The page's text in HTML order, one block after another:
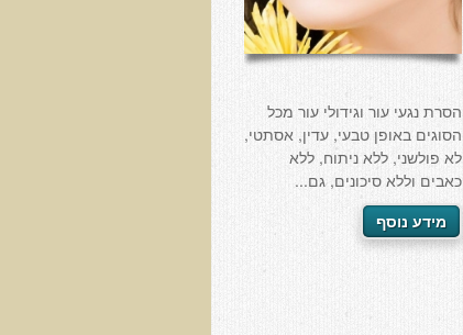
הסרת נגעי עור וגידולי עור מכל
הסוגים באופן טבעי, עדין, אסתטי,
לא פולשני, ללא ניתוח, ללא
כאבים וללא סיכונים, גם...
מידע נוסף